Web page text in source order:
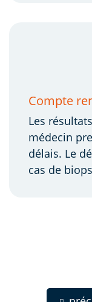
Compte
Les
médecin
délais. Le
cas de